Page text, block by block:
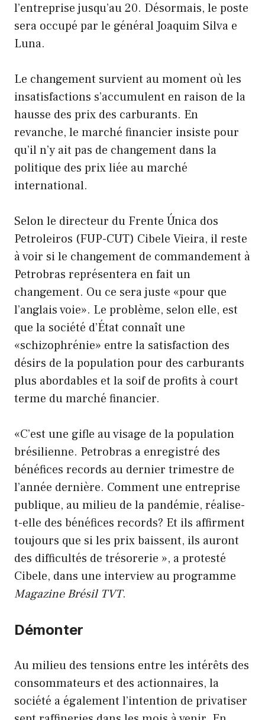
l’entreprise jusqu’au 20. Désormais, le poste
sera occupé par le général Joaquim Silva e
Luna.
Le changement survient au moment où les
insatisfactions s’accumulent en raison de la
hausse des prix des carburants. En
revanche, le marché financier insiste pour
qu’il n’y ait pas de changement dans la
politique des prix liée au marché
international.
Selon le directeur du Frente Única dos
Petroleiros (FUP-CUT) Cibele Vieira, il reste
à voir si le changement de commandement à
Petrobras représentera en fait un
changement. Ou ce sera juste «pour que
l’anglais voie». Le problème, selon elle, est
que la société d’État connaît une
«schizophrénie» entre la satisfaction des
désirs de la population pour des carburants
plus abordables et la soif de profits à court
terme du marché financier.
«C’est une gifle au visage de la population
brésilienne. Petrobras a enregistré des
bénéfices records au dernier trimestre de
l’année dernière. Comment une entreprise
publique, au milieu de la pandémie, réalise-
t-elle des bénéfices records? Et ils affirment
toujours que si les prix baissent, ils auront
des difficultés de trésorerie », a protesté
Cibele, dans une interview au programme
Magazine Brésil TVT.
Démonter
Au milieu des tensions entre les intérêts des
consommateurs et des actionnaires, la
société a également l’intention de privatiser